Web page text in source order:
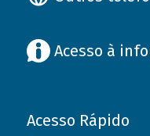
Acesso à
Acesso Rápido